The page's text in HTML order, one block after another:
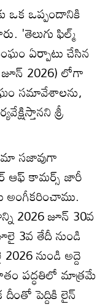
ఒక ఒప్పందానికి
'తెలుగు ఫిల్మ్
ఏర్పాటు చేసిన
2026) లోగా
సమావేశాలను,
శ్రీ
సజావుగా
ఆఫ్ కామర్స్ జారీ
అంగీకరించాము.
2026 జూన్ 30వ
3వ తేదీ నుండి
నుండి అద్దె
పద్ధతిలో మాత్రమే
పెద్దికి లైన్